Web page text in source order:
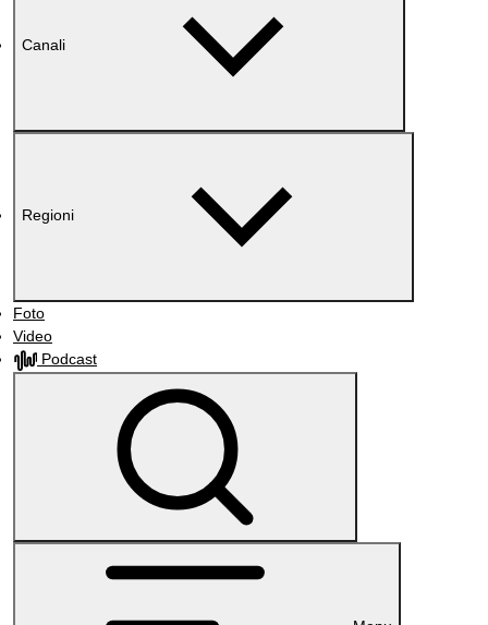
Canali
Regioni
Foto
Video
Podcast